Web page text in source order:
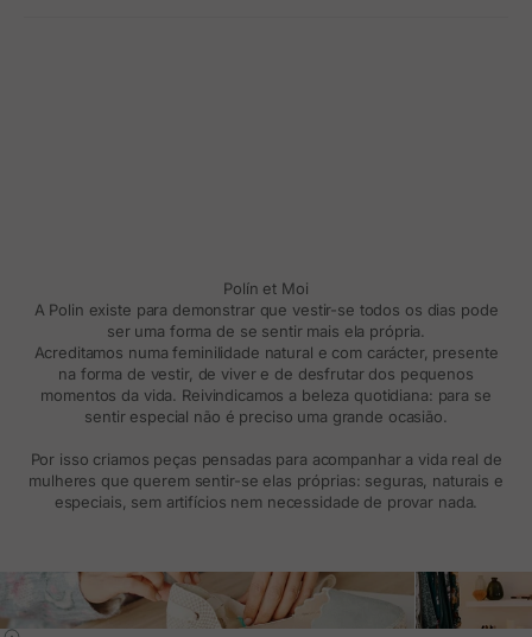
Polín et Moi
A Polin existe para demonstrar que vestir-se todos os dias pode
ser uma forma de se sentir mais ela própria.
Acreditamos numa feminilidade natural e com carácter, presente
na forma de vestir, de viver e de desfrutar dos pequenos
momentos da vida. Reivindicamos a beleza quotidiana: para se
sentir especial não é preciso uma grande ocasião.
Por isso criamos peças pensadas para acompanhar a vida real de
mulheres que querem sentir-se elas próprias: seguras, naturais e
especiais, sem artifícios nem necessidade de provar nada.